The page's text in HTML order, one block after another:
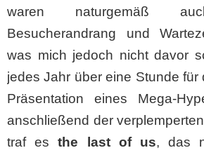
waren naturgemäß
Besucherandrang und
was mich jedoch nicht davor
jedes Jahr über eine Stunde
Präsentation eines Mega-
anschließend der
traf esthe last of us, das